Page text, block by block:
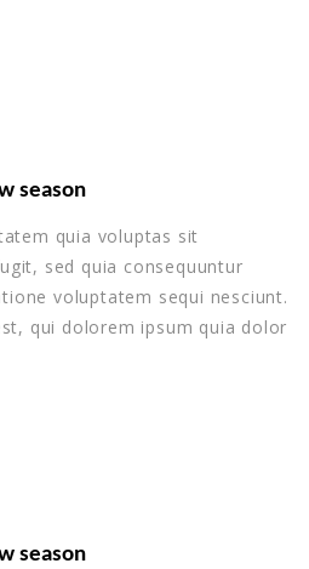
season
quia voluptas sit
sed quia consequuntur
voluptatem sequi nesciunt.
qui dolorem ipsum quia dolor
season